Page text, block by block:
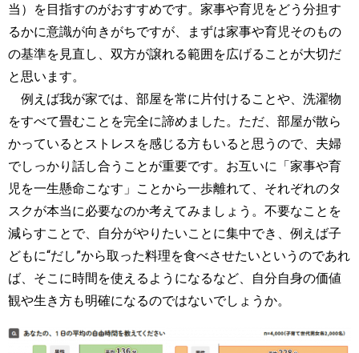
当）を目指すのがおすすめです。家事や育児をどう分担す
るかに意識が向きがちですが、まずは家事や育児そのもの
の基準を見直し、双方が譲れる範囲を広げることが大切だ
と思います。
例えば我が家では、部屋を常に片付けることや、洗濯物
をすべて畳むことを完全に諦めました。ただ、部屋が散ら
かっているとストレスを感じる方もいると思うので、夫婦
でしっかり話し合うことが重要です。お互いに「家事や育
児を一生懸命こなす」ことから一歩離れて、それぞれのタ
スクが本当に必要なのか考えてみましょう。不要なことを
減らすことで、自分がやりたいことに集中でき、例えば子
どもに“だし”から取った料理を食べさせたいというのであれ
ば、そこに時間を使えるようになるなど、自分自身の価値
観や生き方も明確になるのではないでしょうか。